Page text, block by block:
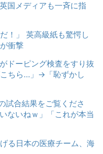
国メディアも一斉に指
！」 英高級紙も驚愕し
衝撃
ドーピング検査をすり抜
ちら…」→「恥ずかし
試合結果をご覧くださ
ないねｗ」「これが本当
る日本の医療チーム、海